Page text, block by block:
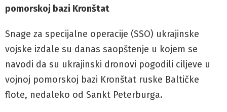
pomorskoj bazi Kronštat
Snage za specijalne operacije (SSO) ukrajinske
vojske izdale su danas saopštenje u kojem se
navodi da su ukrajinski dronovi pogodili ciljeve u
vojnoj pomorskoj bazi Kronštat ruske Baltičke
flote, nedaleko od Sankt Peterburga.